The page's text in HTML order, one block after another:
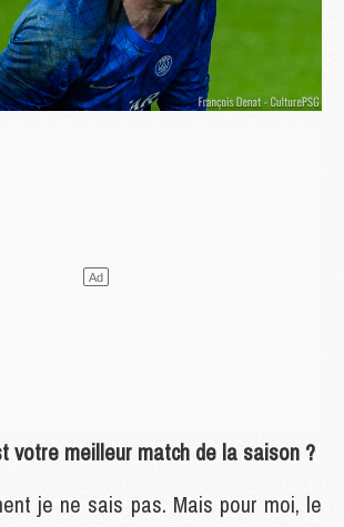
votre meilleur match de la saison ?
je ne sais pas. Mais pour moi, le